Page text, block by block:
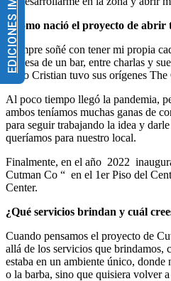
¿Cómo nació el proyecto de abrir
Siempre soñé con tener mi propia
la mesa de un bar, entre charlas y
socio Cristian tuvo sus orígenes The
Al poco tiempo llegó la pandemia,
ambos teníamos muchas ganas de
para seguir trabajando la idea y
queríamos para nuestro local.
Finalmente, en el año 2022
Cutman Co “ en el 1er Piso del
Center.
¿Qué servicios brindan y cuál
Cuando pensamos el proyecto de
allá de los servicios que brindamos,
estaba en un ambiente único, donde
o la barba, sino que quisiera volver